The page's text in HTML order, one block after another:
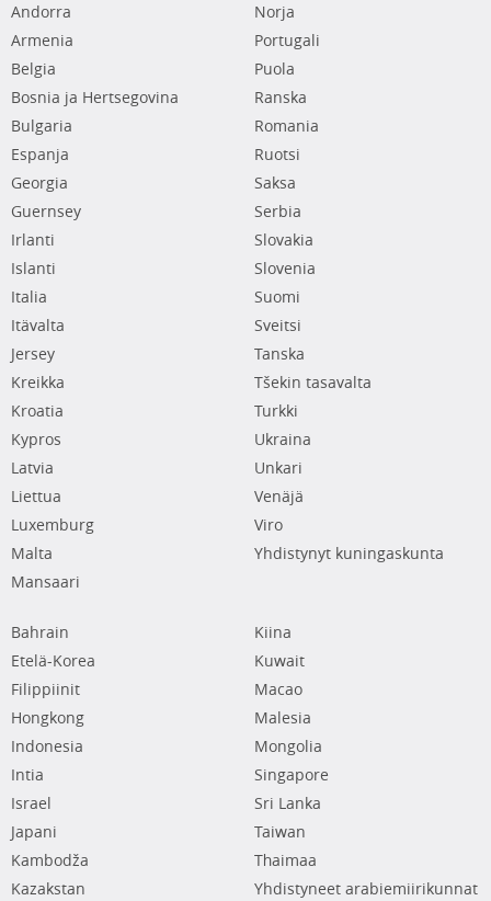
Andorra
Armenia
Belgia
Bosnia ja Hertsegovina
Bulgaria
Espanja
Georgia
Guernsey
Irlanti
Islanti
Italia
Itävalta
Jersey
Kreikka
Kroatia
Kypros
Latvia
Liettua
Luxemburg
Malta
Mansaari
Norja
Portugali
Puola
Ranska
Romania
Ruotsi
Saksa
Serbia
Slovakia
Slovenia
Suomi
Sveitsi
Tanska
Tšekin tasavalta
Turkki
Ukraina
Unkari
Venäjä
Viro
Yhdistynyt kuningaskunta
Bahrain
Etelä-Korea
Filippiinit
Hongkong
Indonesia
Intia
Israel
Japani
Kambodža
Kazakstan
Kiina
Kuwait
Macao
Malesia
Mongolia
Singapore
Sri Lanka
Taiwan
Thaimaa
Yhdistyneet arabiemiirikunnat